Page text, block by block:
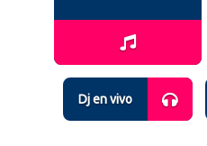
Dj en vivo